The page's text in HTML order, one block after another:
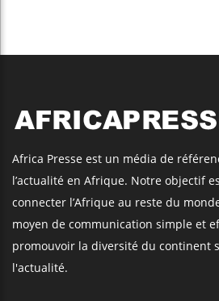
Africa Presse est un média de
l’actualité en Afrique. Notre objectif
connecter l’Afrique au reste du
moyen de communication simple et
promouvoir la diversité du continent
l'actualité.